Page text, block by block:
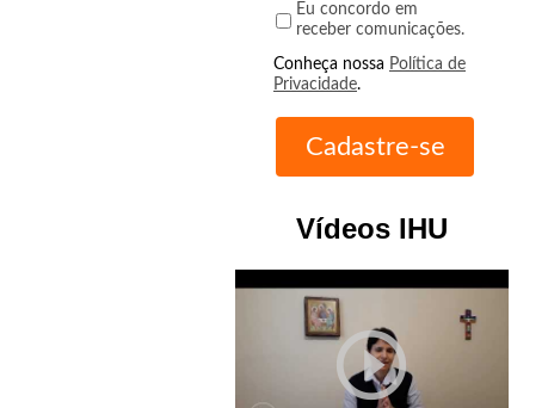
Eu concordo em
receber comunicações.
Conheça nossa Política de
Privacidade.
Vídeos IHU
play_circle_outline